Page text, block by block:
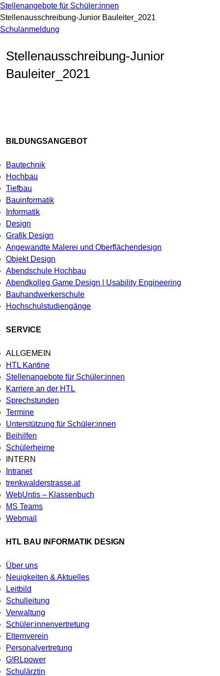
Stellenangebote für Schüler:innen
Stellenausschreibung-Junior Bauleiter_2021
Schulanmeldung
Stellenausschreibung-Junior
Bauleiter_2021
BILDUNGSANGEBOT
Bautechnik
Hochbau
Tiefbau
Bauinformatik
Informatik
Design
Grafik Design
Angewandte Malerei und Oberflächendesign
Objekt Design
Abendschule Hochbau
Abendkolleg Game Design | Usability Engineering
Bauhandwerkerschule
Hochschulstudiengänge
SERVICE
ALLGEMEIN
HTL Kantine
Stellenangebote für Schüler:innen
Karriere an der HTL
Sprechstunden
Termine
Unterstützung für Schüler:innen
Beihilfen
Schülerheime
INTERN
Intranet
trenkwalderstrasse.at
WebUntis – Klassenbuch
MS Teams
Webmail
HTL BAU INFORMATIK DESIGN
Über uns
Neuigkeiten & Aktuelles
Leitbild
Schulleitung
Verwaltung
Schüler:innenvertretung
Elternverein
Personalvertretung
G!RLpower
Schulärztin